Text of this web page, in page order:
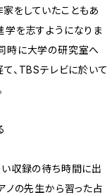
をしていたこともあ
学を志すようになりま
時に大学の研究室へ
、TBSテレビに於いて
い収録の待ち時間に出
ノの先生から習った占